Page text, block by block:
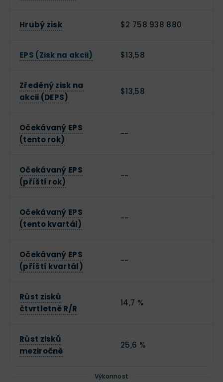
Hrubý zisk $2 758 938 880
EPS (Zisk na akcii) $13,58
Zředěný zisk na
akcii (DEPS)
$13,58
Očekávaný EPS
(tento rok)
--
Očekávaný EPS
(příští rok)
--
Očekávaný EPS
(tento kvartál)
--
Očekávaný EPS
(příští kvartál)
--
Růst zisků
čtvrtletně R/R
14,7 %
Růst zisků
meziročně
25,6 %
Výkonnost